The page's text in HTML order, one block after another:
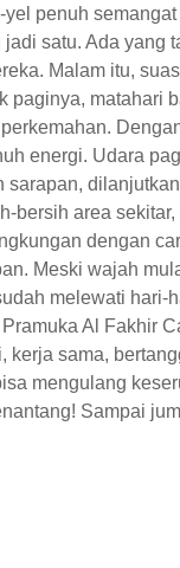
penuh
satu. Ada yang
Malam itu,
paginya, matahari
energi. Udara
bersih area
dengan
Meski wajah
melewati hari-
Al Fakhir
sama,
mengulang
Sampai